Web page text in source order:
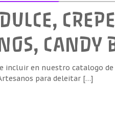
CANDY
incluir en nuestro catalogo de
para deleitar […]